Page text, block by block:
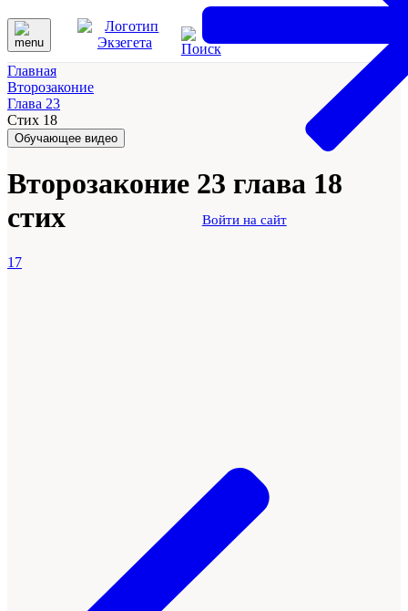
Войти на сайт
Главная
Второзаконие
Глава 23
Стих 18
Обучающее видео
Второзаконие 23 глава 18
стих
17